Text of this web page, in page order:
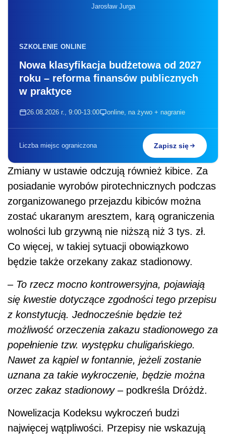
Jarosław Jurga
SZKOLENIE ONLINE
Nowa klasyfikacja budżetowa od 2027
roku – reforma finansów publicznych
w praktyce
26.08.2026 r., 9:00-13:00 online, na żywo + nagranie
Liczba miejsc ograniczona Zapisz się
Zmiany w ustawie odczują również kibice. Za
posiadanie wyrobów pirotechnicznych podczas
zorganizowanego przejazdu kibiców można
zostać ukaranym aresztem, karą ograniczenia
wolności lub grzywną nie niższą niż 3 tys. zł.
Co więcej, w takiej sytuacji obowiązkowo
będzie także orzekany zakaz stadionowy.
–To rzecz mocno kontrowersyjna, pojawiają
się kwestie dotyczące zgodności tego przepisu
z konstytucją. Jednocześnie będzie też
możliwość orzeczenia zakazu stadionowego za
popełnienie tzw. występku chuligańskiego.
Nawet za kąpiel w fontannie, jeżeli zostanie
uznana za takie wykroczenie, będzie można
orzec zakaz stadionowy – podkreśla Dróżdż.
Nowelizacja Kodeksu wykroczeń budzi
najwięcej wątpliwości. Przepisy nie wskazują